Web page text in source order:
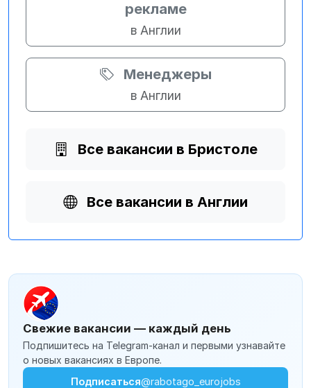
рекламе
в Англии
Менеджеры
в Англии
Все вакансии в Бристоле
Все вакансии в Англии
Свежие вакансии — каждый день
Подпишитесь на Telegram-канал и первыми узнавайте
о новых вакансиях в Европе.
Подписаться@rabotago_eurojobs